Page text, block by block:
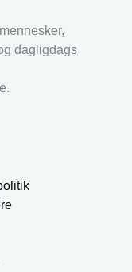
dagligdags